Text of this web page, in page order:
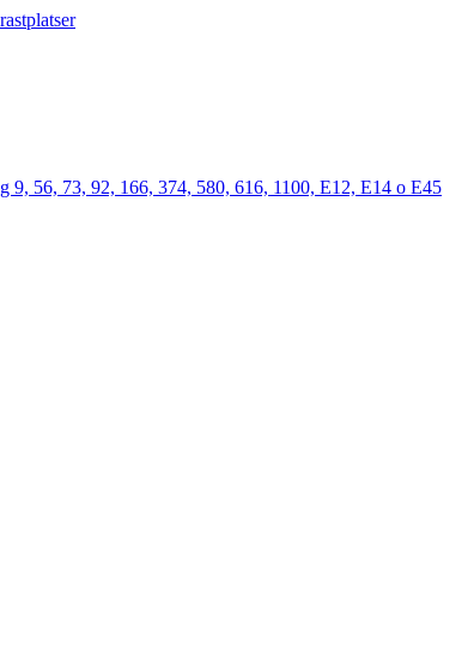
9, 56, 73, 92, 166, 374, 580, 616, 1100, E12, E14 o E45